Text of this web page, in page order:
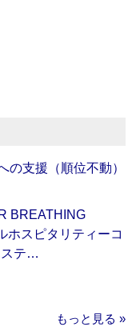
の支援（順位不動）
BREATHING
ホスピタリティーコ
ステ…
もっと見る »